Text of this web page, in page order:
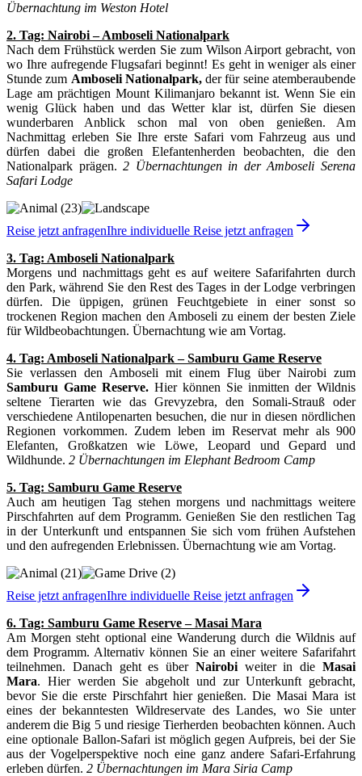
Übernachtung im Weston Hotel
2. Tag: Nairobi – Amboseli Nationalpark
Nach dem Frühstück werden Sie zum Wilson Airport gebracht, von
wo Ihre aufregende Flugsafari beginnt! Es geht in weniger als einer
Stunde zum Amboseli Nationalpark,der für seine atemberaubende
Lage am prächtigen Mount Kilimanjaro bekannt ist. Wenn Sie ein
wenig Glück haben und das Wetter klar ist, dürfen Sie diesen
wunderbaren Anblick schon mal von oben genießen. Am
Nachmittag erleben Sie Ihre erste Safari vom Fahrzeug aus und
dürfen dabei die großen Elefantenherden beobachten, die den
Nationalpark prägen.2 Übernachtungen in der Amboseli Serena
Safari Lodge
Reise jetzt anfragenIhre individuelle Reise jetzt anfragen
3. Tag: Amboseli Nationalpark
Morgens und nachmittags geht es auf weitere Safarifahrten durch
den Park, während Sie den Rest des Tages in der Lodge verbringen
dürfen. Die üppigen, grünen Feuchtgebiete in einer sonst so
trockenen Region machen den Amboseli zu einem der besten Ziele
für Wildbeobachtungen. Übernachtung wie am Vortag.
4. Tag: Amboseli Nationalpark – Samburu Game Reserve
Sie verlassen den Amboseli mit einem Flug über Nairobi zum
Samburu Game Reserve. Hier können Sie inmitten der Wildnis
seltene Tierarten wie das Grevyzebra, den Somali-Strauß oder
verschiedene Antilopenarten besuchen, die nur in diesen nördlichen
Regionen vorkommen. Zudem leben im Reservat mehr als 900
Elefanten, Großkatzen wie Löwe, Leopard und Gepard und
Wildhunde. 2 Übernachtungen im Elephant Bedroom Camp
5. Tag: Samburu Game Reserve
Auch am heutigen Tag stehen morgens und nachmittags weitere
Pirschfahrten auf dem Programm. Genießen Sie den restlichen Tag
in der Unterkunft und entspannen Sie sich vom frühen Aufstehen
und den aufregenden Erlebnissen. Übernachtung wie am Vortag.
Reise jetzt anfragenIhre individuelle Reise jetzt anfragen
6. Tag: Samburu Game Reserve – Masai Mara
Am Morgen steht optional eine Wanderung durch die Wildnis auf
dem Programm. Alternativ können Sie an einer weitere Safarifahrt
teilnehmen. Danach geht es über Nairobiweiter in dieMasai
Mara. Hier werden Sie abgeholt und zur Unterkunft gebracht,
bevor Sie die erste Pirschfahrt hier genießen. Die Masai Mara ist
eines der bekanntesten Wildreservate des Landes, wo Sie unter
anderem die Big 5 und riesige Tierherden beobachten können. Auch
eine optionale Ballon-Safari ist möglich gegen Aufpreis, bei der Sie
aus der Vogelperspektive noch eine ganz andere Safari-Erfahrung
erleben dürfen. 2 Übernachtungen im Mara Siria Camp